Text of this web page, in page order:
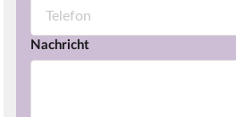
Nachricht